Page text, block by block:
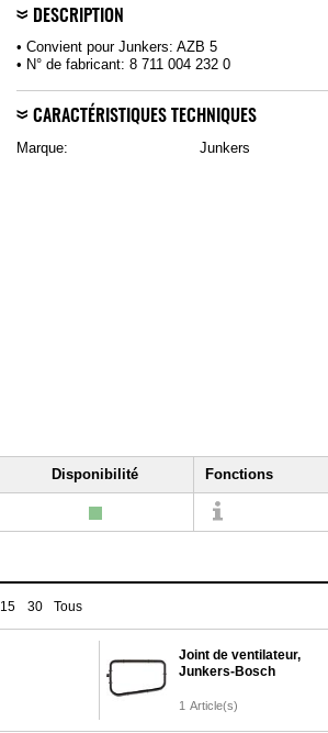
DESCRIPTION
• Convient pour Junkers: AZB 5
• N° de fabricant: 8 711 004 232 0
CARACTÉRISTIQUES TECHNIQUES
Marque: Junkers
Disponibilité Fonctions
15 30 Tous
Joint de ventilateur,
Junkers-Bosch
1 Article(s)